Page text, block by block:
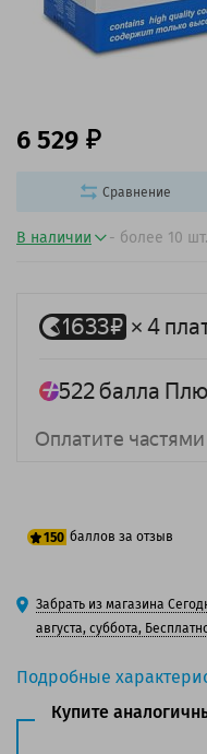
Подробные
Производитель
В наличии - более 10 шт.
6 529
150 баллов за отзыв
125 баллов
150 баллов
Забрать из магазина
августа, суббота,
Сравнение
Купите